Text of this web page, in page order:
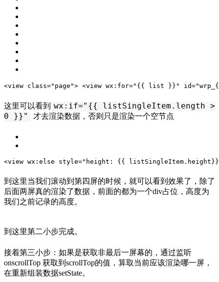
<view class="page"> <view wx: for="{{ list }}" id=
这里可以看到 wx:if="{{ listSingleItem.length >
0 }}"
才去渲染数据，否则只是渲染一个空节点
<view wx: else style="height: {{
到这里当我们滚动到第四屏的时候，就可以看到效果了，除了
后面两屏真的渲染了数据，前面的都为一个div占位，高度为
我们之前记录的高度。
到这里第二小步完成。
接着第三小步：如果是获取非最后一屏幕的，通过监听
onscrollTop 获取到scrollTop的值，算取当前应该渲染哪一屏，
在重新组装数据setState。